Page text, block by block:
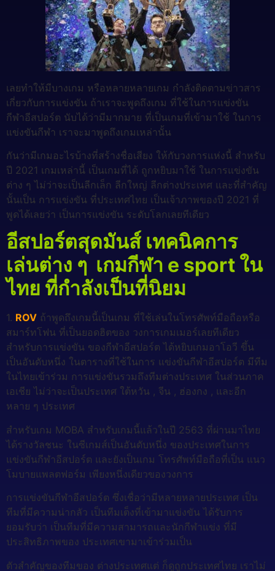
เลยทำให้มีบางเกม หรือหลายหลายเกม กำลังติดตามข่าวสาร
เกี่ยวกับการแข่งขัน ถ้าเราจะพูดถึงเกม ที่ใช้ในการแข่งขัน
กีฬาอีสปอร์ต นับได้ว่ามีมากมาย ที่เป็นเกมที่เข้ามาใช้ ในการ
แข่งขันกีฬา เราจะมาพูดถึงเกมเหล่านั้น
กันว่ามีเกมอะไรบ้างที่สร้างชื่อเสียง ให้กับวงการแห่งนี้ สำหรับ
ปี 2021 เกมเหล่านี้ เป็นเกมที่ได้ ถูกหยิบมาใช้ ในการแข่งขัน
ต่าง ๆ ไม่ว่าจะเป็นลีกเล็ก ลีกใหญ่ ลีกต่างประเทศ และที่สำคัญ
นั้นเป็น การแข่งขัน ที่ประเทศไทย เป็นเจ้าภาพของปี 2021 ที่
พูดได้เลยว่า เป็นการแข่งขัน ระดับโลกเลยทีเดียว
อีสปอร์ตสุดมันส์ เทคนิคการ
เล่นต่าง ๆ เกมกีฬา e sport ใน
ไทย ที่กำลังเป็นที่นิยม
1. ROV ถ้าพูดถึงเกมนี้เป็นเกม ที่ใช้เล่นในโทรศัพท์มือถือหรือ
สมาร์ทโฟน ที่เป็นยอดฮิตของ วงการเกมเมอร์เลยทีเดียว
สำหรับการแข่งขัน ของกีฬาอีสปอร์ต ได้หยิบเกมอาโอวี ขึ้น
เป็นอันดับหนึ่ง ในตารางที่ใช้ในการ แข่งขันกีฬาอีสปอร์ต มีทีม
ในไทยเข้าร่วม การแข่งขันรวมถึงทีมต่างประเทศ ในส่วนภาค
เอเชีย ไม่ว่าจะเป็นประเทศ ใต้หวัน , จีน , ฮ่องกง , และอีก
หลาย ๆ ประเทศ
สำหรับเกม MOBA สำหรับเกมนี้แล้วในปี 2563 ที่ผ่านมาไทย
ได้รางวัลชนะ ในซีเกมส์เป็นอันดับหนึ่ง ของประเทศในการ
แข่งขันกีฬาอีสปอร์ต และยังเป็นเกม โทรศัพท์มือถือที่เป็น แนว
โมบายแพลตฟอร์ม เพียงหนึ่งเดียวของวงการ
การแข่งขันกีฬาอีสปอร์ต ซึ่งเชื่อว่ามีหลายหลายประเทศ เป็น
ทีมที่มีความน่ากลัว เป็นทีมเต็งที่เข้ามาแข่งขัน ได้รับการ
ยอมรับว่า เป็นทีมที่มีความสามารถและนักกีฬาแข่ง ที่มี
ประสิทธิภาพของ ประเทศเขามาเข้าร่วมเป็น
ตัวสำคัญของทีมของ ต่างประเทศแต่ ก็ดูถูกประเทศไทย เราไม่